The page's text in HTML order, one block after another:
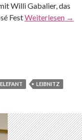
Willi Gabalier, das
FestWeiterlesen →
LEIBNITZ